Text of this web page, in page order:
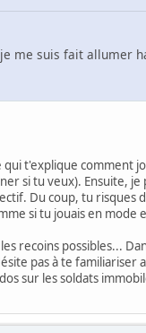
me suis fait allumer
t'explique comment
si tu veux). Ensuite, je
Du coup, tu risques
si tu jouais en mode
recoins possibles...
pas à te familiariser
sur les soldats